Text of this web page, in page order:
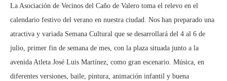
La Asociación de Vecinos del Caño de Valero toma el relevo en el
calendario festivo del verano en nuestra ciudad. Nos han preparado una
atractiva y variada Semana Cultural que se desarrollará del 4 al 6 de
julio, primer fin de semana de mes, con la plaza situada junto a la
avenida Atleta José Luis Martínez, como gran escenario. Música, en
diferentes versiones, baile, pintura, animación infantil y buena